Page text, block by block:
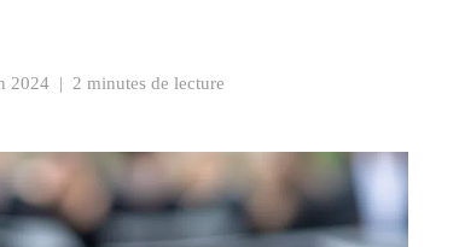
2024 | 2 minutes de lecture